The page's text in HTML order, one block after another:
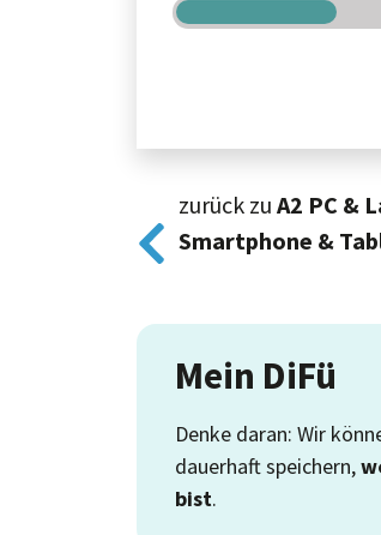
zurück zu A2 PC &
Smartphone &
Mein DiFü
Denke daran: Wir
dauerhaft speichern,
bist.